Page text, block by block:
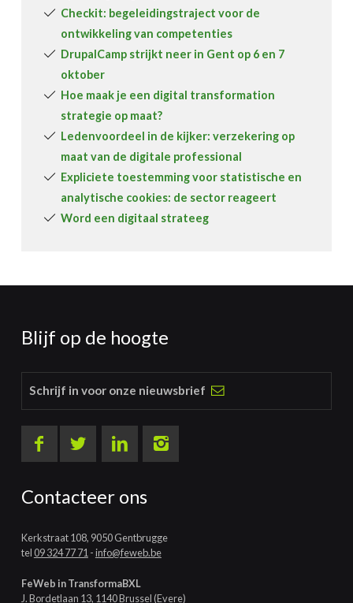
Checkit: begeleidingstraject voor de
ontwikkeling van competenties
DrupalCamp strijkt neer in Gent op 6 en 7
oktober
Hoe maak je een digital transformation
strategie op maat?
Ledenvoordeel in de kijker: verzekering op
maat van de digitale professional
Expliciete toestemming voor statistische en
analytische cookies: de sector reageert
Word een digitaal strateeg
Blijf op de hoogte
Schrijf in voor onze nieuwsbrief
Contacteer ons
Kerkstraat 108, 9050 Gentbrugge
tel09 324 77 71-info@feweb.be
FeWeb in TransformaBXL
J. Bordetlaan 13, 1140 Brussel (Evere)